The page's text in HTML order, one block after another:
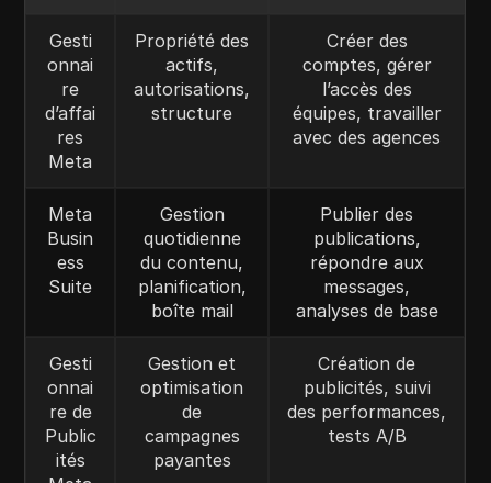
Gesti
onnai
re
d’affai
res
Meta
Propriété des
actifs,
autorisations,
structure
Créer des
comptes, gérer
l’accès des
équipes, travailler
avec des agences
Meta
Busin
ess
Suite
Gestion
quotidienne
du contenu,
planification,
boîte mail
Publier des
publications,
répondre aux
messages,
analyses de base
Gesti
onnai
re de
Public
ités
Gestion et
optimisation
de
campagnes
payantes
Création de
publicités, suivi
des performances,
tests A/B